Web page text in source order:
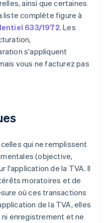
ainsi que certaines
liste complète figure à
633/1972. Les
s'appliquent
vous ne facturez pas
qui ne remplissent
(objective,
l'application de la TVA. Il
moratoires et de
où ces transactions
de la TVA, elles
enregistrement et ne